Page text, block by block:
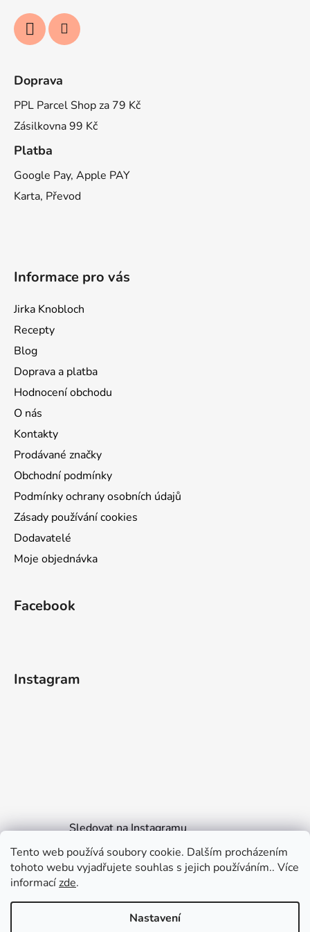
Tento web používá soubory cookie. Dalším procházením
tohoto webu vyjadřujete souhlas s jejich používáním.. Více
informacízde.
Nastavení
Doprava
PPL Parcel Shop za 79 Kč
Zásilkovna 99 Kč
Platba
Google Pay, Apple PAY
Karta, Převod
Informace pro vás
Jirka Knobloch
Recepty
Blog
Doprava a platba
Hodnocení obchodu
O nás
Kontakty
Prodávané značky
Obchodní podmínky
Podmínky ochrany osobních údajů
Zásady používání cookies
Dodavatelé
Moje objednávka
Facebook
Instagram
Sledovat na Instagramu